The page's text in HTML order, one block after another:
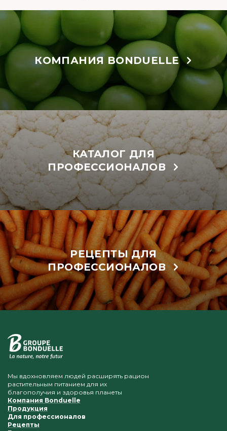
КОМПАНИЯ BONDUELLE
КАТАЛОГ ДЛЯ
ПРОФЕССИОНАЛОВ
РЕЦЕПТЫ ДЛЯ
ПРОФЕССИОНАЛОВ
Мы вдохновляем людей расширять рацион
растительным питанием для их
благополучия и здоровья планеты
Компания Bonduelle
Продукция
Для профессионалов
Рецепты